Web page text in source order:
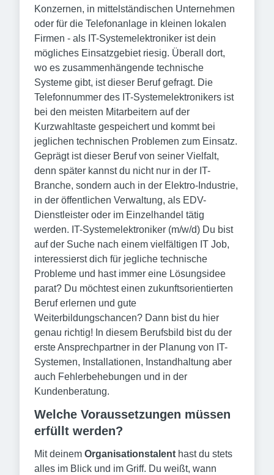
Konzernen, in mittelständischen Unternehmen
oder für die Telefonanlage in kleinen lokalen
Firmen - als IT-Systemelektroniker ist dein
mögliches Einsatzgebiet riesig. Überall dort,
wo es zusammenhängende technische
Systeme gibt, ist dieser Beruf gefragt. Die
Telefonnummer des IT-Systemelektronikers ist
bei den meisten Mitarbeitern auf der
Kurzwahltaste gespeichert und kommt bei
jeglichen technischen Problemen zum Einsatz.
Geprägt ist dieser Beruf von seiner Vielfalt,
denn später kannst du nicht nur in der IT-
Branche, sondern auch in der Elektro-Industrie,
in der öffentlichen Verwaltung, als EDV-
Dienstleister oder im Einzelhandel tätig
werden. IT-Systemelektroniker (m/w/d) Du bist
auf der Suche nach einem vielfältigen IT Job,
interessierst dich für jegliche technische
Probleme und hast immer eine Lösungsidee
parat? Du möchtest einen zukunftsorientierten
Beruf erlernen und gute
Weiterbildungschancen? Dann bist du hier
genau richtig! In diesem Berufsbild bist du der
erste Ansprechpartner in der Planung von IT-
Systemen, Installationen, Instandhaltung aber
auch Fehlerbehebungen und in der
Kundenberatung.
Welche Voraussetzungen müssen
erfüllt werden?
Mit deinem Organisationstalent hast du stets
alles im Blick und im Griff. Du weißt, wann